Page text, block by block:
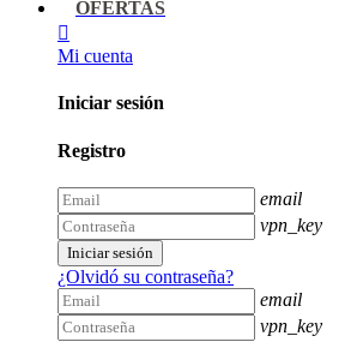
Inciensos
OFERTAS
Mi cuenta
Iniciar sesión
Registro
email
vpn_key
Iniciar sesión
¿Olvidó su contraseña?
email
vpn_key